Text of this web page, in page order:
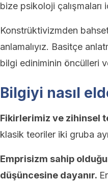
bize psikoloji çalışmaları
Konstrüktivizmden
anlamalıyız. Basitçe
bilgi ediniminin öncülleri
Bilgiyi nasıl
Fikirlerimiz ve zihinsel
klasik teoriler iki gruba
Emprisizm sahip
düşüncesine dayanır.